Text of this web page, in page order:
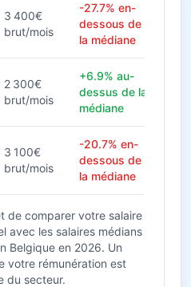
3 400€
brut/mois
-27.7% en-
dessous de
la médiane
2 300€
brut/mois
+6.9% au-
dessus de la
médiane
3 100€
brut/mois
-20.7% en-
dessous de
la médiane
de comparer votre salaire
avec les salaires médians
Belgique en 2026. Un
votre rémunération est
du secteur.